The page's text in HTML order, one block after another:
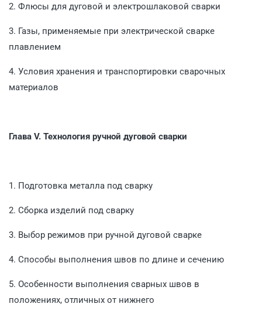
2. Флюсы для дуговой и электрошлаковой сварки
3. Газы, применяемые при электрической сварке
плавлением
4. Условия хранения и транспортировки сварочных
материалов
Глава V. Технология ручной дуговой сварки
1. Подготовка металла под сварку
2. Сборка изделий под сварку
3. Выбор режимов при ручной дуговой сварке
4. Способы выполнения швов по длине и сечению
5. Особенности выполнения сварных швов в
положениях, отличных от нижнего